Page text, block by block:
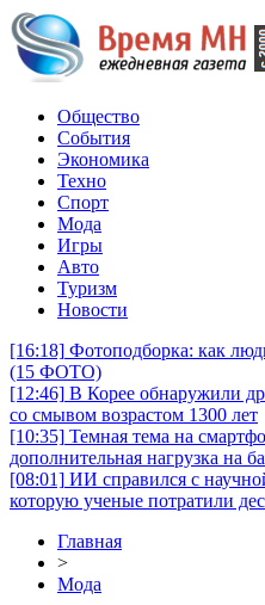
Общество
События
Экономика
Техно
Спорт
Мода
Игры
Авто
Туризм
Новости
[16:18] Фотоподборка: как
(15 ФОТО)
[12:46] В Корее обнаружили
со смывом возрастом 1300 лет
[10:35] Темная тема на
дополнительная нагрузка на
[08:01] ИИ справился с
которую ученые потратили
Главная
>
Мода